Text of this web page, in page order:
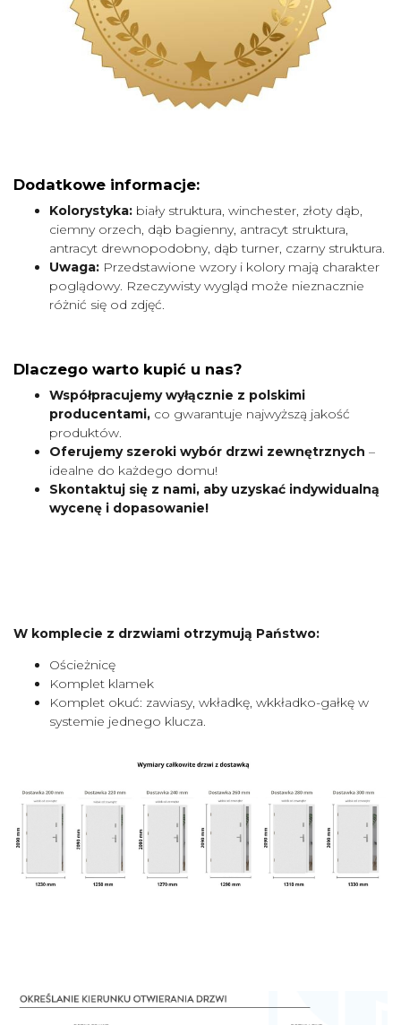
Dodatkowe informacje:
Kolorystyka: biały struktura, winchester, złoty dąb,
ciemny orzech, dąb bagienny, antracyt struktura,
antracyt drewnopodobny, dąb turner, czarny struktura.
Uwaga: Przedstawione wzory i kolory mają charakter
poglądowy. Rzeczywisty wygląd może nieznacznie
różnić się od zdjęć.
Dlaczego warto kupić u nas?
Współpracujemy wyłącznie z polskimi
producentami, co gwarantuje najwyższą jakość
produktów.
Oferujemy szeroki wybór drzwi zewnętrznych –
idealne do każdego domu!
Skontaktuj się z nami, aby uzyskać indywidualną
wycenę i dopasowanie!
W komplecie z drzwiami otrzymują Państwo:
Ościeżnicę
Komplet klamek
Komplet okuć: zawiasy, wkładkę, wkkładko-gałkę w
systemie jednego klucza.